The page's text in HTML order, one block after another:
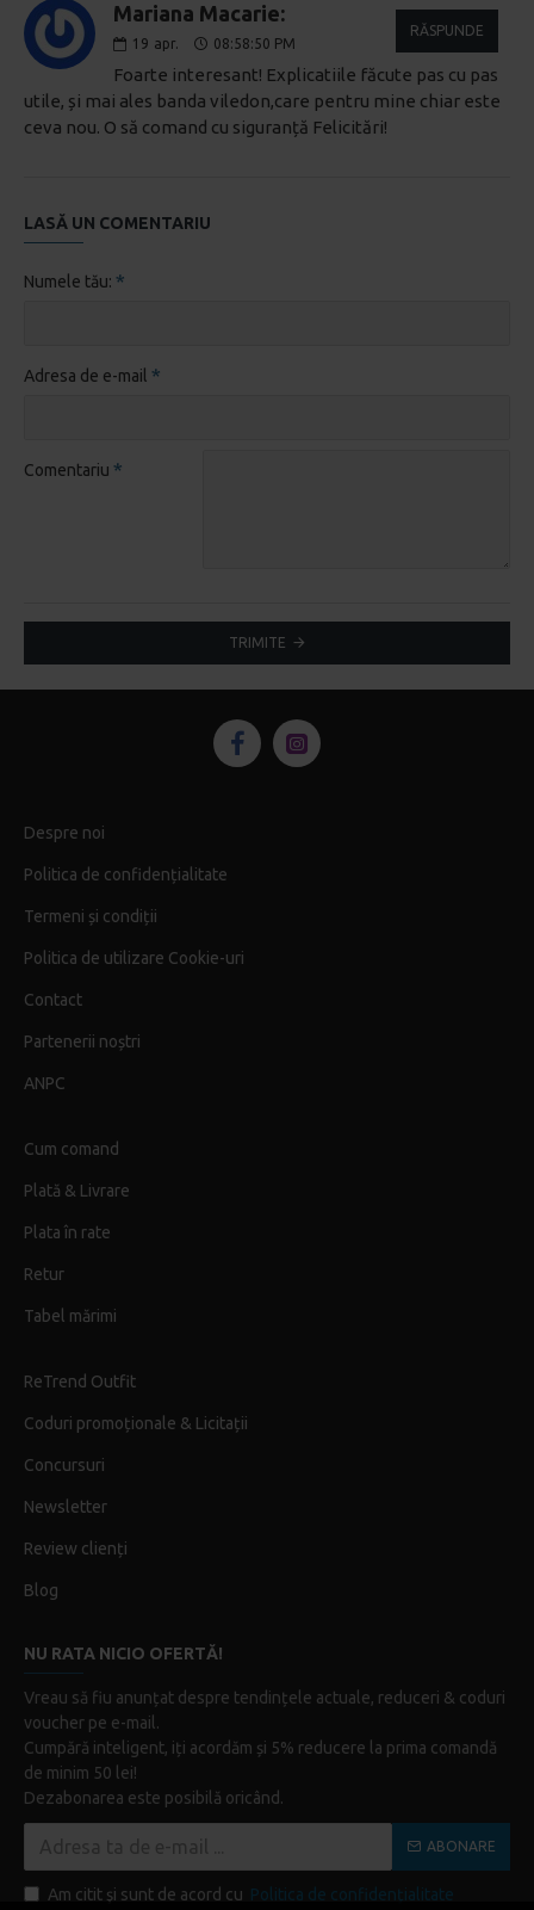
Mariana Macarie:
19 apr. 08:58:50 PM
RĂSPUNDE
Foarte interesant! Explicatiile făcute pas cu pas
utile, și mai ales banda viledon,care pentru mine chiar este
ceva nou. O să comand cu siguranță Felicitări!
LASĂ UN COMENTARIU
Numele tău:
Adresa de e-mail
Comentariu
TRIMITE
Despre noi
Politica de confidențialitate
Termeni și condiții
Politica de utilizare Cookie-uri
Contact
Partenerii noștri
ANPC
Cum comand
Plată & Livrare
Plata în rate
Retur
Tabel mărimi
ReTrend Outfit
Coduri promoționale & Licitații
Concursuri
Newsletter
Review clienți
Blog
NU RATA NICIO OFERTĂ!
Vreau să fiu anunțat despre tendințele actuale, reduceri & coduri
voucher pe e-mail.
Cumpără inteligent, iți acordăm și 5% reducere la prima comandă
de minim 50 lei!
Dezabonarea este posibilă oricând.
ABONARE
Am citit şi sunt de acord cu Politica de confidențialitate